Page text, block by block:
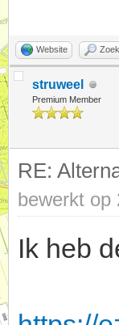
Website Zoek
struweel
Premium Member
RE:
bewerkt op
Ik heb